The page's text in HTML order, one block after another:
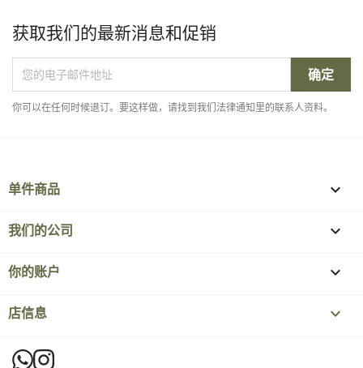
获取我们的最新消息和促销
你可以在任何时候退订。要这样做，请找到我们法律通知里的联系人资料。
单件商品 
我们的公司 
你的账户 
店信息 keyboard_arrow_down